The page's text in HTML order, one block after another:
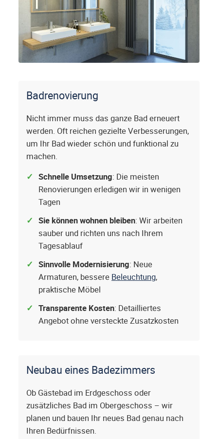
Badrenovierung
Nicht immer muss das ganze Bad erneuert
werden. Oft reichen gezielte Verbesserungen,
um Ihr Bad wieder schön und funktional zu
machen.
Schnelle Umsetzung: Die meisten
Renovierungen erledigen wir in wenigen
Tagen
Sie können wohnen bleiben: Wir arbeiten
sauber und richten uns nach Ihrem
Tagesablauf
Sinnvolle Modernisierung: Neue
Armaturen, bessere Beleuchtung,
praktische Möbel
Transparente Kosten: Detailliertes
Angebot ohne versteckte Zusatzkosten
Neubau eines Badezimmers
Ob Gästebad im Erdgeschoss oder
zusätzliches Bad im Obergeschoss – wir
planen und bauen Ihr neues Bad genau nach
Ihren Bedürfnissen.